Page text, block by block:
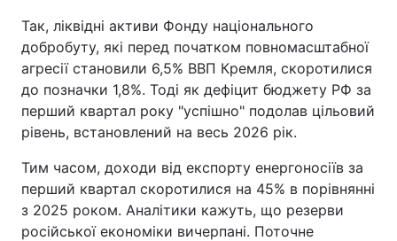
Техно і зв'язок Лайт
Зброя Інциденти
Здоров'я Туризм
Цікавинки Погода
Екологія Регіони
Лонгріди
Так, ліквідні активи Фонду національного
добробуту, які перед початком повномасштабної
агресії становили 6,5% ВВП Кремля, скоротилися
до позначки 1,8%. Тоді як дефіцит бюджету РФ за
перший квартал року "успішно" подолав цільовий
рівень, встановлений на весь 2026 рік.
Тим часом, доходи від експорту енергоносіїв за
перший квартал скоротилися на 45% в порівнянні
з 2025 роком. Аналітики кажуть, що резерви
російської економіки вичерпані. Поточне